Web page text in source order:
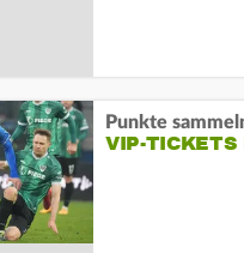
Punkte
VIP-TICKETS